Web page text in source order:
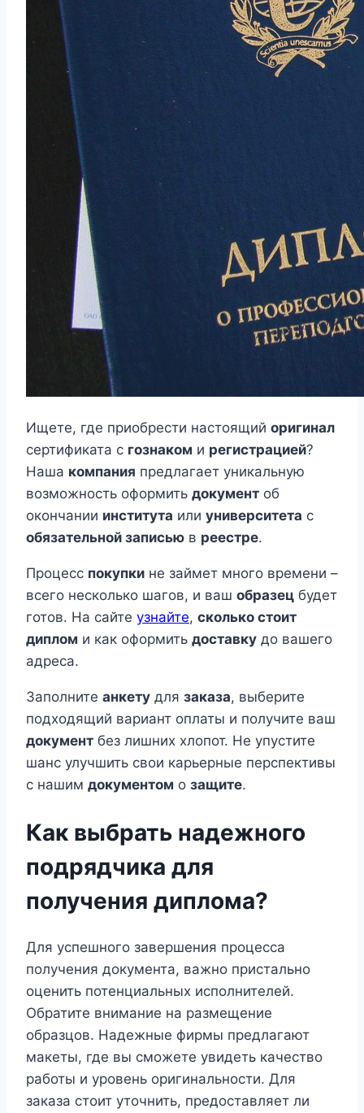
Ищете, где приобрести настоящий оригинал
сертификата с гознаком и регистрацией?
Наша компания предлагает уникальную
возможность оформить документ об
окончании института или университета с
обязательной записью в реестре.
Процесс покупки не займет много времени –
всего несколько шагов, и ваш образец будет
готов. На сайте узнайте, сколько стоит
диплом и как оформить доставку до вашего
адреса.
Заполните анкету для заказа, выберите
подходящий вариант оплаты и получите ваш
документ без лишних хлопот. Не упустите
шанс улучшить свои карьерные перспективы
с нашим документом о защите.
Как выбрать надежного
подрядчика для
получения диплома?
Для успешного завершения процесса
получения документа, важно пристально
оценить потенциальных исполнителей.
Обратите внимание на размещение
образцов. Надежные фирмы предлагают
макеты, где вы сможете увидеть качество
работы и уровень оригинальности. Для
заказа стоит уточнить, предоставляет ли